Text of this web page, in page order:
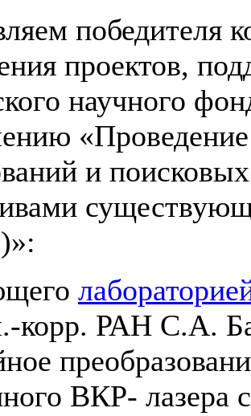
победителя
проектов,
научного
и
корр. РАН С.А.
ВКР- лазера